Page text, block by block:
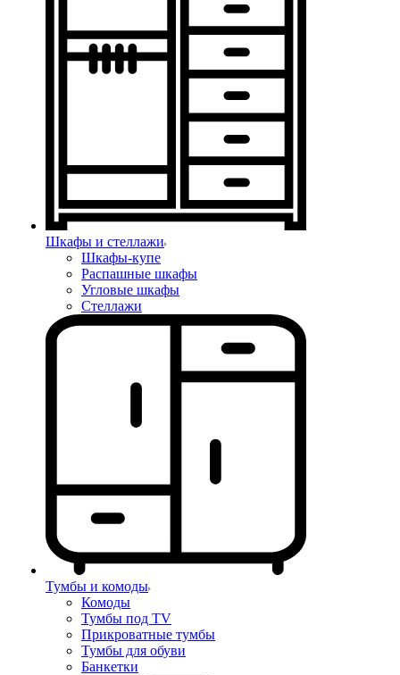
Шкафы и стеллажи
Шкафы-купе
Распашные шкафы
Угловые шкафы
Стеллажи
Тумбы и комоды
Комоды
Тумбы под TV
Прикроватные тумбы
Тумбы для обуви
Банкетки